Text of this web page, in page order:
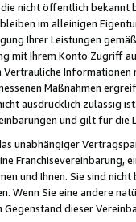
nicht öffentlich
im alleinigen
Ihrer Leistungen
mit Ihrem Konto
Vertrauliche
Maßnahmen
ausdrücklich zulässig
und gilt für die
unabhängiger
Franchisevereinbarung,
und Ihnen. Sie sind
Wenn Sie eine andere
dieser